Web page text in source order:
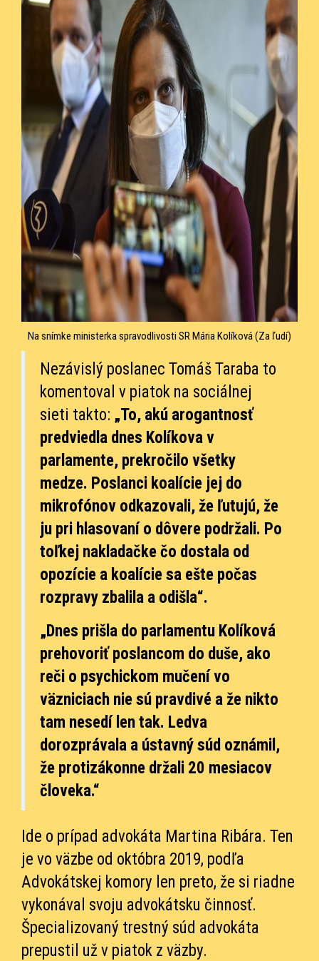
Na snímke ministerka spravodlivosti SR Mária Kolíková (Za ľudí)
Nezávislý poslanec Tomáš Taraba to
komentoval v piatok na sociálnej
sieti takto: „To, akú arogantnosť
predviedla dnes Kolíkova v
parlamente, prekročilo všetky
medze. Poslanci koalície jej do
mikrofónov odkazovali, že ľutujú, že
ju pri hlasovaní o dôvere podržali. Po
toľkej nakladačke čo dostala od
opozície a koalície sa ešte počas
rozpravy zbalila a odišla“.
„Dnes prišla do parlamentu Kolíková
prehovoriť poslancom do duše, ako
reči o psychickom mučení vo
väzniciach nie sú pravdivé a že nikto
tam nesedí len tak. Ledva
dorozprávala a ústavný súd oznámil,
že protizákonne držali 20 mesiacov
človeka.“
Ide o prípad advokáta Martina Ribára. Ten
je vo väzbe od októbra 2019, podľa
Advokátskej komory len preto, že si riadne
vykonával svoju advokátsku činnosť.
Špecializovaný trestný súd advokáta
prepustil už v piatok z väzby.